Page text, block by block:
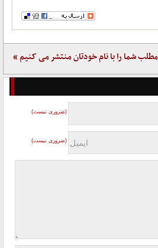
شما را با نام خودتان منتشر می کنیم »
(ضروری نیست)
(ضروری نیست)